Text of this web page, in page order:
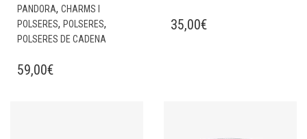
PANDORA, CHARMS I
POLSERES, POLSERES,
POLSERES DE CADENA
59,00€
35,00€